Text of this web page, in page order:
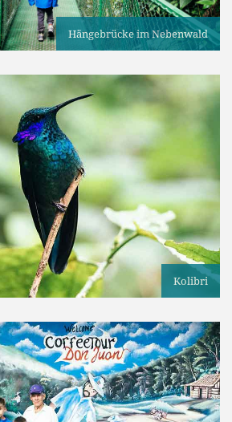
Hängebrücke im Nebenwald
Kolibri